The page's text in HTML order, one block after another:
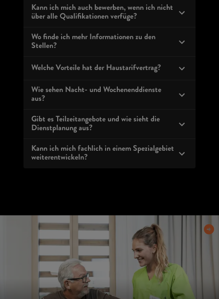
Kann ich mich auch bewerben, wenn ich nicht
über alle Qualifikationen verfüge?
Wo finde ich mehr Informationen zu den
Stellen?
Welche Vorteile hat der Haustarifvertrag?
Wie sehen Nacht- und Wochenenddienste
aus?
Gibt es Teilzeitangebote und wie sieht die
Dienstplanung aus?
Kann ich mich fachlich in einem Spezialgebiet
weiterentwickeln?